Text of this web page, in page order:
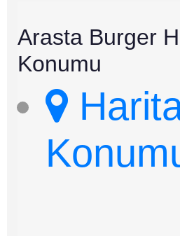
Arasta Burger
Konumu